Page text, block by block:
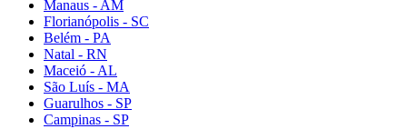
Manaus - AM
Florianópolis - SC
Belém - PA
Natal - RN
Maceió - AL
São Luís - MA
Guarulhos - SP
Campinas - SP